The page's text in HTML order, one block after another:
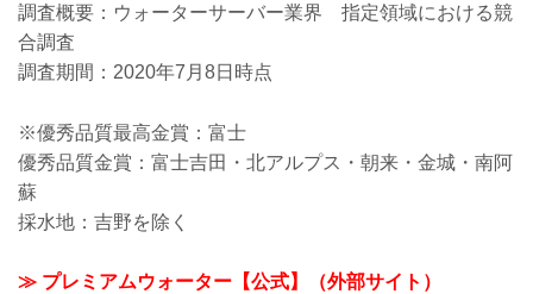
調査概要：ウォーターサーバー業界 指定領域における競
合調査
調査期間：2020年7月8日時点
※優秀品質最高金賞：富士
優秀品質金賞：富士吉田・北アルプス・朝来・金城・南阿
蘇
採水地：吉野を除く
≫ プレミアムウォーター【公式】（外部サイト）